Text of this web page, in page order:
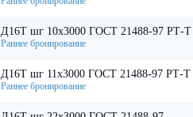
Д16Т шг 10х3000 ГОСТ 21488-97 РТ-Т
Д16Т шг 11х3000 ГОСТ 21488-97 РТ-Т